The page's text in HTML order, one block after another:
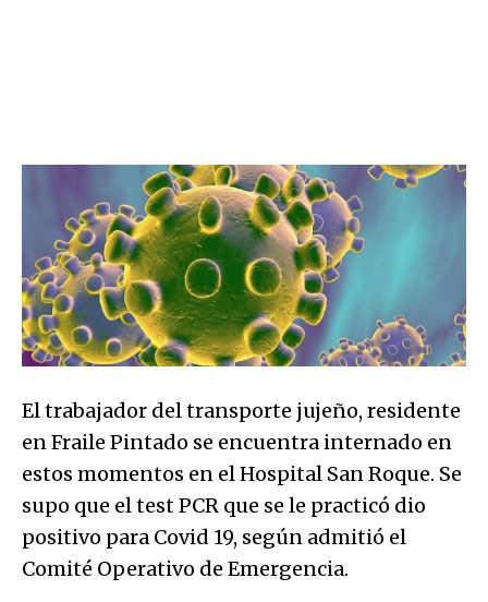
El trabajador del transporte jujeño, residente
en Fraile Pintado se encuentra internado en
estos momentos en el Hospital San Roque. Se
supo que el test PCR que se le practicó dio
positivo para Covid 19, según admitió el
Comité Operativo de Emergencia.